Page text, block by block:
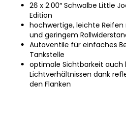
26 x 2.00″ Schwalbe Little
Edition
hochwertige, leichte
und geringem
Autoventile für einfaches
Tankstelle
optimale Sichtbarkeit auch
Lichtverhältnissen dank
den Flanken